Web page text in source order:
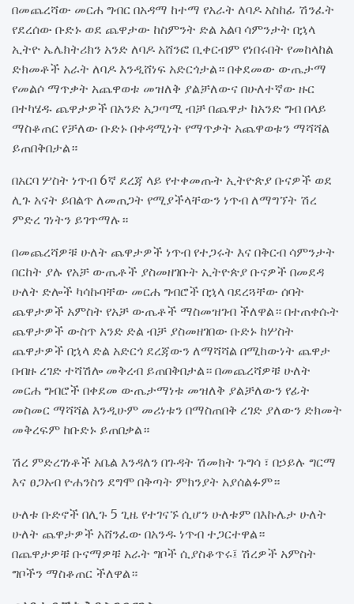
በመጨረሻው መርሐ ግብር በአዳማ ከተማ የአራት ለባዶ አስከፊ ሽንፈት
የደረሰው ቡድኑ ወደ ጨዋታው ከስምንት ድል አልባ ሳምንታት በኋላ
ኢትዮ ኤሌክትሪክን አንድ ለባዶ አሸንፎ ቢቀርብም የነበሩበት የመከላከል
ድክመቶች አራት ለባዶ እንዲሸነፍ አድርጎታል። በቀደመው ውጤታማ
የመልሶ ማጥቃት አጨዋወቱ መዝለቅ ያልቻለውና በሁለተኛው ዙር
በተካሄዱ ጨዋታዎች በአንድ አጋጣሚ ብቻ በጨዋታ ከአንድ ግብ በላይ
ማስቆጠር የቻለው ቡድኑ በቀዳሚነት የማጥቃት አጨዋወቱን ማሻሻል
ይጠበቅበታል።
በአርባ ሦስት ነጥብ 6ኛ ደረጃ ላይ የተቀመጡት ኢትዮጵያ ቡናዎች ወደ
ሊጉ አናት ይበልጥ ለመጠጋት የሚያችላቸውን ነጥብ ለማግኘት ሽረ
ምድረ ገነትን ይገጥማሉ።
በመጨረሻዎቹ ሁለት ጨዋታዎች ነጥብ የተጋሩት እና በቅርብ ሳምንታት
በርከት ያሉ የአቻ ውጤቶች ያስመዘገቡት ኢትዮጵያ ቡናዎች በመደዳ
ሁለት ድሎች ካሳኩባቸው መርሐ ግብሮች በኋላ ባደረጓቸው ሰባት
ጨዋታዎች አምስት የአቻ ውጤቶች ማስመዝገብ ችለዋል። በተጠቀሱት
ጨዋታዎች ውስጥ አንድ ድል ብቻ ያስመዘገበው ቡድኑ ከሦስት
ጨዋታዎች በኋላ ድል አድርጎ ደረጃውን ለማሻሻል በሚከውነት ጨዋታ
በብዙ ረገድ ተሻሽሎ መቅረብ ይጠበቅበታል። በመጨረሻዎቹ ሁለት
መርሐ ግብሮች በቀደመ ውጤታማነቱ መዝለቅ ያልቻለውን የፊት
መስመር ማሻሻል እንዲሁም መሪነቱን በማስጠበቅ ረገድ ያለውን ድክመት
መቅረፍም ከቡድኑ ይጠበቃል።
ሽረ ምድረገነቶች አቤል እንዳለን በጉዳት ሽመክት ጉግሳ ፣ በኃይሉ ግርማ
እና ፀጋአብ ዮሐንስን ደግሞ በቅጣት ምክንያት አያሰልፉም።
ሁለቱ ቡድኖች በሊጉ 5 ጊዜ የተገናኙ ሲሆን ሁለቱም በእኩሌታ ሁለት
ሁለት ጨዋታዎች አሸንፈው በአንዱ ነጥብ ተጋርተዋል።
በጨዋታዎቹ ቡናማዎቹ አራት ግቦች ሲያስቆጥሩ፤ ሽረዎች አምስት
ግቦችን ማስቆጠር ችለዋል።